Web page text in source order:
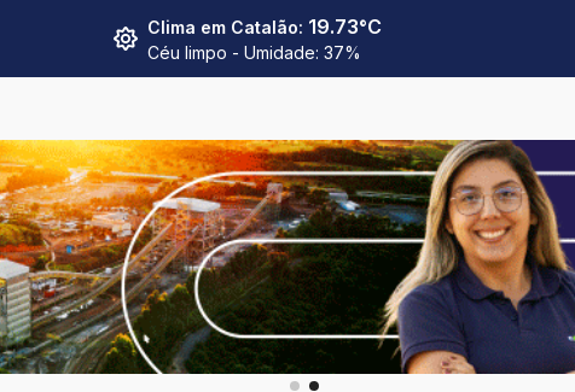
Clima em Catalão: 19.73°C
Céu limpo - Umidade: 37%